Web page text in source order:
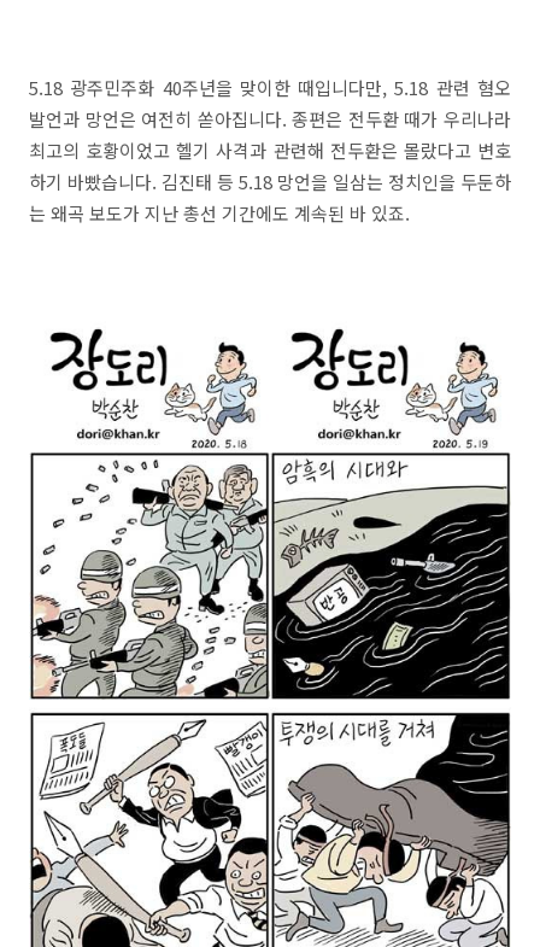
5.18 광주민주화 40주년을 맞이한 때입니다만, 5.18 관련 혐오
발언과 망언은 여전히 쏟아집니다. 종편은 전두환 때가 우리나라
최고의 호황이었고 헬기 사격과 관련해 전두환은 몰랐다고 변호
하기 바빴습니다. 김진태 등 5.18 망언을 일삼는 정치인을 두둔하
는 왜곡 보도가 지난 총선 기간에도 계속된 바 있죠.